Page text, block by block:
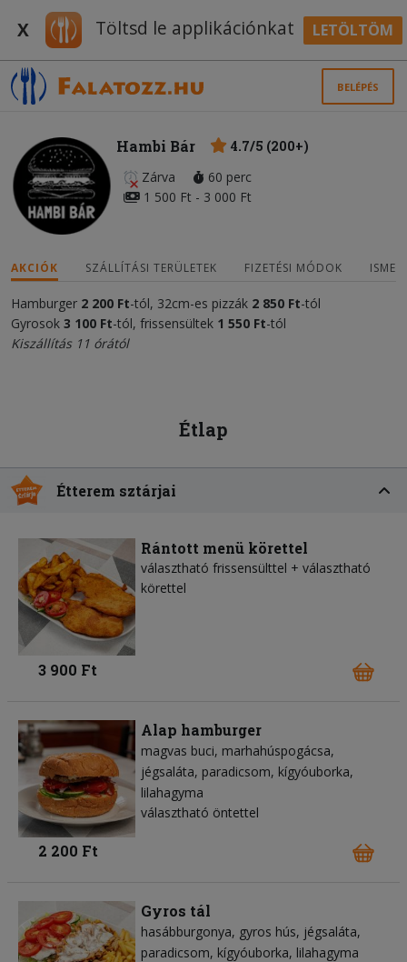
X Töltsd le applikációnkat LETÖLTÖM
BELÉPÉS
Hambi Bár
4.7/5 (200+)
Zárva
60 perc
1 500 Ft - 3 000 Ft
AKCIÓK SZÁLLÍTÁSI TERÜLETEK FIZETÉSI MÓDOK
Hamburger 2 200 Ft-tól, 32cm-es pizzák 2 850 Ft-tól
Gyrosok 3 100 Ft-tól, frissensültek 1 550 Ft-tól
Kiszállítás 11 órától
Étlap
Étterem sztárjai
Rántott menü körettel
választható frissensülttel + választható
körettel
3 900 Ft
Alap hamburger
magvas buci marhahúspogácsa
jégsaláta paradicsom kígyóuborka
lilahagyma
választható öntettel
2 200 Ft
Gyros tál
hasábburgonya gyros hús jégsaláta
paradicsom kígyóuborka lilahagyma